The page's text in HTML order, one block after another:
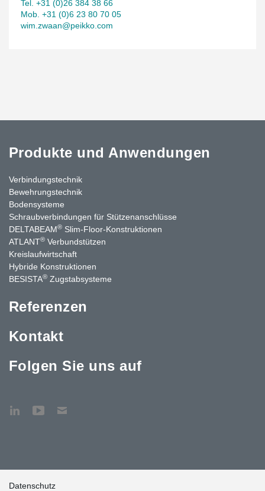
Tel. +31 (0)26 384 38 66
Mob. +31 (0)6 23 80 70 05
wim.zwaan@peikko.com
Produkte und Anwendungen
Verbindungstechnik
Bewehrungstechnik
Bodensysteme
Schraubverbindungen für Stützen­anschlüsse
DELTABEAM® Slim-Floor-Konstruktionen
ATLANT® Verbundstützen
Kreislaufwirtschaft
Hybride Konstruktionen
BESISTA® Zugstabsysteme
Referenzen
Kontakt
Folgen Sie uns auf
Datenschutz